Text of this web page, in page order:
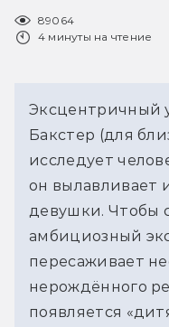
89064
4 минуты на чтение
Эксцентричный
Бакстер (для
исследует
он вылавливает
девушки. Чтобы
амбициозный
пересаживает
нерождённого
появляется